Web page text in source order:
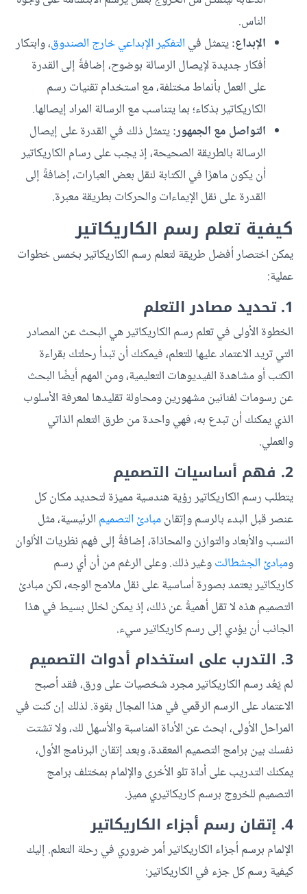
الناس.
الإبداع:يتمثل في التفكير الإبداعي خارج الصندوق، وابتكار
أفكار جديدة لإيصال الرسالة بوضوح، إضافةً إلى القدرة
على العمل بأنماط مختلفة، مع استخدام تقنيات رسم
الكاريكاتير بذكاء؛ بما يتناسب مع الرسالة المراد إيصالها.
التواصل مع الجمهور:يتمثل ذلك في القدرة على إيصال
الرسالة بالطريقة الصحيحة، إذ يجب على رسام الكاريكاتير
أن يكون ماهرًا في الكتابة لنقل بعض العبارات، إضافةً إلى
القدرة على نقل الإيماءات والحركات بطريقة معبرة.
كيفية تعلم رسم الكاريكاتير
يمكن اختصار أفضل طريقة لتعلم رسم الكاريكاتير بخمس خطوات
عملية:
1. تحديد مصادر التعلم
الخطوة الأولى في تعلم رسم الكاريكاتير هي البحث عن المصادر
التي تريد الاعتماد عليها للتعلم، فيمكنك أن تبدأ رحلتك بقراءة
الكتب أو مشاهدة الفيديوهات التعليمية، ومن المهم أيضًا البحث
عن رسومات لفنانين مشهورين ومحاولة تقليدها لمعرفة الأسلوب
الذي يمكنك أن تبدع به، فهي واحدة من طرق التعلم الذاتي
والعملي.
2. فهم أساسيات التصميم
يتطلب رسم الكاريكاتير رؤية هندسية مميزة لتحديد مكان كل
عنصر قبل البدء بالرسم وإتقانمبادئ التصميم الرئيسية، مثل
النسب والأبعاد والتوازن والمحاذاة، إضافةً إلى فهم نظريات الألوان
ومبادئ الجشطالتوغير ذلك. وعلى الرغم من أن أي رسم
كاريكاتير يعتمد بصورة أساسية على نقل ملامح الوجه، لكن مبادئ
التصميم هذه لا تقل أهميةً عن ذلك، إذ يمكن لخلل بسيط في هذا
الجانب أن يؤدي إلى رسم كاريكاتير سيء.
3. التدرب على استخدام أدوات التصميم
لم يَعُد رسم الكاريكاتير مجرد شخصيات على ورق، فقد أصبح
الاعتماد على الرسم الرقمي في هذا المجال بقوة. لذلك إن كنت في
المراحل الأولى، ابحث عن الأداة المناسبة والأسهل لك، ولا تشتت
نفسك بين برامج التصميم المعقدة، وبعد إتقان البرنامج الأول،
يمكنك التدريب على أداة تلو الأخرى والإلمام بمختلف برامج
التصميم للخروج برسم كاريكاتيري مميز.
4. إتقان رسم أجزاء الكاريكاتير
الإلمام برسم أجزاء الكاريكاتير أمر ضروري في رحلة التعلم. إليك
كيفية رسم كل جزء في الكاريكاتير: